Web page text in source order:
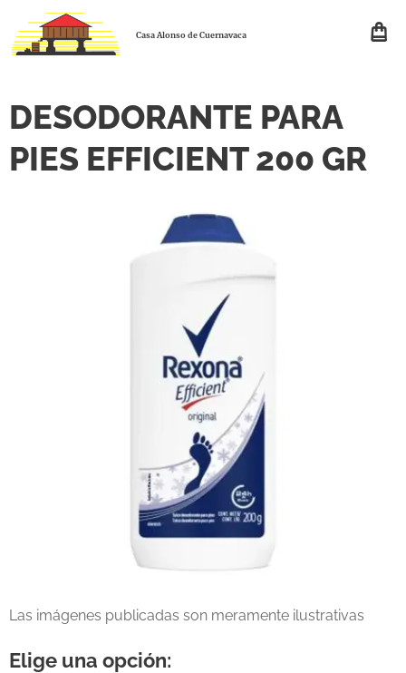
Casa Alonso de Cuernavaca
DESODORANTE PARA
PIES EFFICIENT 200 GR
Las imágenes publicadas son meramente ilustrativas
Elige una opción: